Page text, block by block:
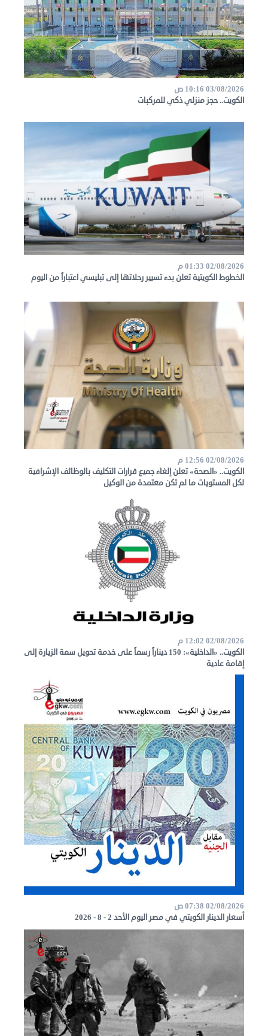
03/08/2026 10:16 ص
الكويت.. حجز منزلي ذكي للمركبات
02/08/2026 01:33 م
الخطوط الكويتية تعلن بدء تسيير رحلاتها إلى تبليسي اعتباراً من اليوم
02/08/2026 12:56 م
الكويت.. «الصحة» تعلن إلغاء جميع قرارات التكليف بالوظائف الإشرافية
لكل المستويات ما لم تكن معتمدة من الوكيل
02/08/2026 12:02 م
الكويت.. «الداخلية»: 150 ديناراً رسماً على خدمة تحويل سمة الزيارة إلى
إقامة عادية
02/08/2026 07:38 ص
أسعار الدينار الكويتي في مصر اليوم الأحد 2 - 8 - 2026